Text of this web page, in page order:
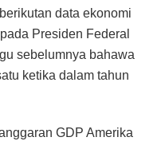
data ekonomi
Presiden Federal
sebelumnya bahawa
ketika dalam tahun
GDP Amerika